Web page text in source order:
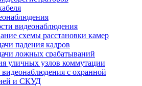
видеонаблюдения
схемы расстановки камер
падения кадров
ложных срабатываний
уличных узлов коммутации
с охранной
и СКУД